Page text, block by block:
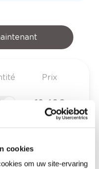
cookies
om uw site-ervaring
Prix
12,49 €
0,00 €